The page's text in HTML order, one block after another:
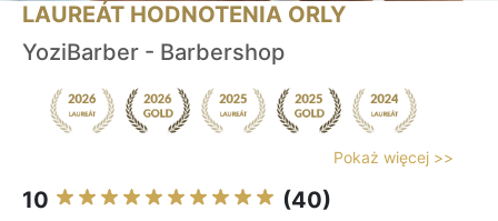
LAUREÁT HODNOTENIA ORLY
YoziBarber - Barbershop
Pokaż więcej >>
10 (40)